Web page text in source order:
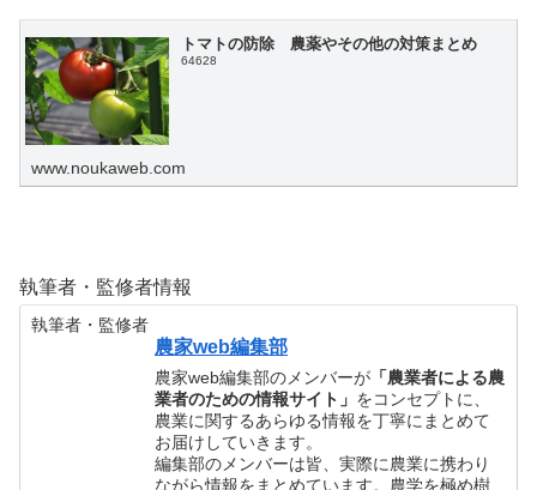
トマトの防除 農薬やその他の対策まとめ
64628
www.noukaweb.com
執筆者・監修者情報
執筆者・監修者
農家web編集部
農家web編集部のメンバーが 「農業者による農
業者のための情報サイト」 をコンセプトに、
農業に関するあらゆる情報を丁寧にまとめて
お届けしていきます。
編集部のメンバーは皆、実際に農業に携わり
ながら情報をまとめています。農学を極め樹